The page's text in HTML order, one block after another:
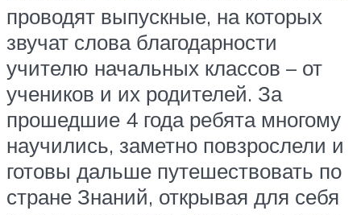
проводят выпускные, на которых
звучат слова благодарности
учителю начальных классов – от
учеников и их родителей. За
прошедшие 4 года ребята многому
научились, заметно повзрослели и
готовы дальше путешествовать по
стране Знаний, открывая для себя